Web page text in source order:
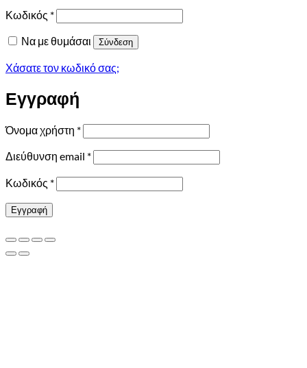
Κωδικός *Απαιτείται
Να με θυμάσαι
Σύνδεση
Χάσατε τον κωδικό σας;
Εγγραφή
Όνομα χρήστη *Απαιτείται
Διεύθυνση email *Απαιτείται
Κωδικός *Απαιτείται
Εγγραφή